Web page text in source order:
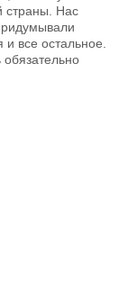
страны. Нас
все остальное.